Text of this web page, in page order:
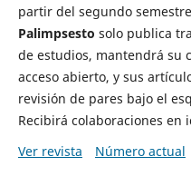
partir del segundo
Palimpsesto solo publica
de estudios, mantendrá su
acceso abierto, y sus
revisión de pares bajo el
Recibirá colaboraciones en
Ver revista
Número actual